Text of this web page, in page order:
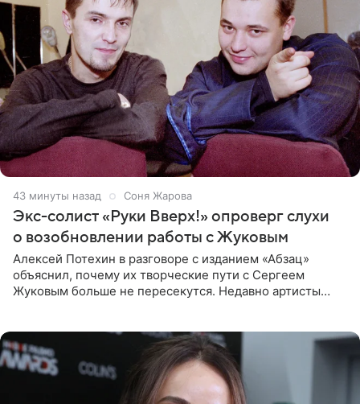
43 минуты назад Соня Жарова
Экс-солист «Руки Вверх!» опроверг слухи
о возобновлении работы с Жуковым
Алексей Потехин в разговоре с изданием «Абзац»
объяснил, почему их творческие пути с Сергеем
Жуковым больше не пересекутся. Недавно артисты